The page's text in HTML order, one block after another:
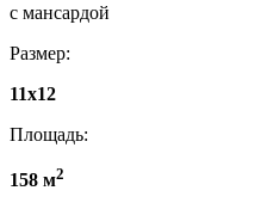
с мансардой
Размер:
11x12
Площадь:
158 м2